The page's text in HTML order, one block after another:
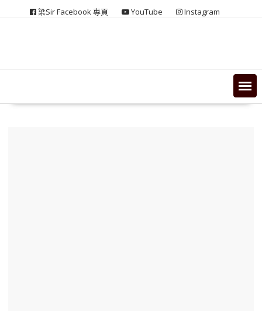
梁Sir Facebook 專頁 YouTube Instagram